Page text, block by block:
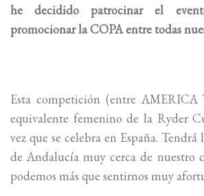
he decidido patrocinar el
promocionar la COPA entre todas
Esta competición (entre AMERICA
equivalente femenino de la Ryder
vez que se celebra en España.
de Andalucía muy cerca de nuestro
podemos más que sentirnos muy